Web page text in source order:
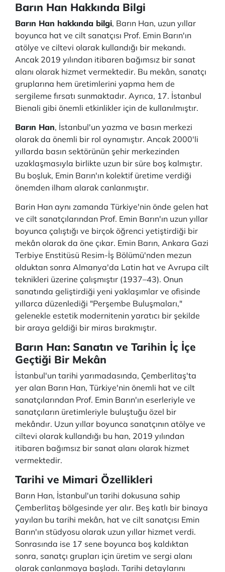
Barın Han Hakkında Bilgi
Barın Han hakkında bilgi, Barın Han, uzun yıllar
boyunca hat ve cilt sanatçısı Prof. Emin Barın'ın
atölye ve ciltevi olarak kullandığı bir mekandı.
Ancak 2019 yılından itibaren bağımsız bir sanat
alanı olarak hizmet vermektedir. Bu mekân, sanatçı
gruplarına hem üretimlerini yapma hem de
sergileme fırsatı sunmaktadır. Ayrıca, 17. İstanbul
Bienali gibi önemli etkinlikler için de kullanılmıştır.
Barın Han, İstanbul'un yazma ve basın merkezi
olarak da önemli bir rol oynamıştır. Ancak 2000'li
yıllarda basın sektörünün şehir merkezinden
uzaklaşmasıyla birlikte uzun bir süre boş kalmıştır.
Bu boşluk, Emin Barın'ın kolektif üretime verdiği
önemden ilham alarak canlanmıştır.
Barin Han aynı zamanda Türkiye'nin önde gelen hat
ve cilt sanatçılarından Prof. Emin Barın'ın uzun yıllar
boyunca çalıştığı ve birçok öğrenci yetiştirdiği bir
mekân olarak da öne çıkar. Emin Barın, Ankara Gazi
Terbiye Enstitüsü Resim-İş Bölümü'nden mezun
olduktan sonra Almanya'da Latin hat ve Avrupa cilt
teknikleri üzerine çalışmıştır (1937–43). Onun
sanatında geliştirdiği yeni yaklaşımlar ve ofisinde
yıllarca düzenlediği "Perşembe Buluşmaları,"
gelenekle estetik modernitenin yaratıcı bir şekilde
bir araya geldiği bir miras bırakmıştır.
Barın Han: Sanatın ve Tarihin İç İçe
Geçtiği Bir Mekân
İstanbul'un tarihi yarımadasında, Çemberlitaş'ta
yer alan Barın Han, Türkiye'nin önemli hat ve cilt
sanatçılarından Prof. Emin Barın'ın eserleriyle ve
sanatçıların üretimleriyle buluştuğu özel bir
mekândır. Uzun yıllar boyunca sanatçının atölye ve
ciltevi olarak kullandığı bu han, 2019 yılından
itibaren bağımsız bir sanat alanı olarak hizmet
vermektedir.
Tarihi ve Mimari Özellikleri
Barın Han, İstanbul'un tarihi dokusuna sahip
Çemberlitaş bölgesinde yer alır. Beş katlı bir binaya
yayılan bu tarihi mekân, hat ve cilt sanatçısı Emin
Barın'ın stüdyosu olarak uzun yıllar hizmet verdi.
Sonrasında ise 17 sene boyunca boş kaldıktan
sonra, sanatçı grupları için üretim ve sergi alanı
olarak canlanmaya başladı. Tarihi detaylarını